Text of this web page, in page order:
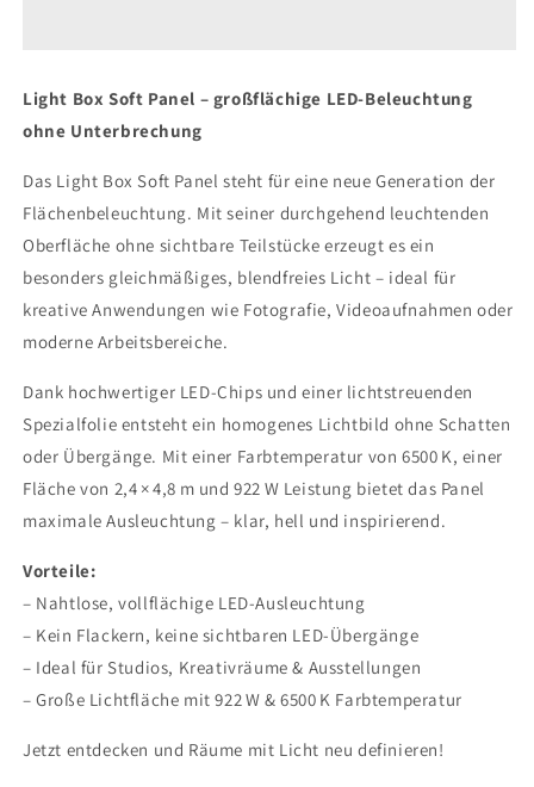
Light Box Soft Panel – großflächige LED-Beleuchtung
ohne Unterbrechung
Das Light Box Soft Panel steht für eine neue Generation der
Flächenbeleuchtung. Mit seiner durchgehend leuchtenden
Oberfläche ohne sichtbare Teilstücke erzeugt es ein
besonders gleichmäßiges, blendfreies Licht – ideal für
kreative Anwendungen wie Fotografie, Videoaufnahmen oder
moderne Arbeitsbereiche.
Dank hochwertiger LED-Chips und einer lichtstreuenden
Spezialfolie entsteht ein homogenes Lichtbild ohne Schatten
oder Übergänge. Mit einer Farbtemperatur von 6500 K, einer
Fläche von 2,4 × 4,8 m und 922 W Leistung bietet das Panel
maximale Ausleuchtung – klar, hell und inspirierend.
Vorteile:
– Nahtlose, vollflächige LED-Ausleuchtung
– Kein Flackern, keine sichtbaren LED-Übergänge
– Ideal für Studios, Kreativräume & Ausstellungen
– Große Lichtfläche mit 922 W & 6500 K Farbtemperatur
Jetzt entdecken und Räume mit Licht neu definieren!